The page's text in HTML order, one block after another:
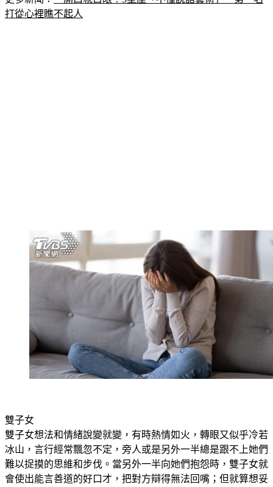
雙子女想法和情緒說變就變，有時熱情如火，轉眼又似乎冷若
冰山，言行經常飄忽不定，旁人或是另外一半總是跟不上她們
難以捉摸的思維和步伐。當另外一半向她們抱怨時，雙子女就
會使出能言善道的好口才，把對方辯得無法回嘴；但就算想妥
協附和，她們可能又隨時會變出新花招來折磨人，怎麼相處都